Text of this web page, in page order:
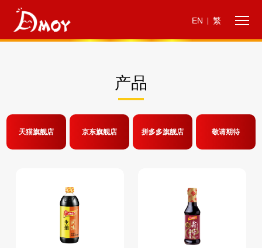
EN 繁
产品
天猫旗舰店 京东旗舰店 拼多多旗舰店 敬请期待